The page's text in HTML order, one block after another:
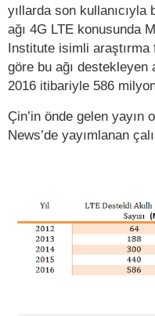
yıllarda son
ağı 4G LTE konusunda
Institute isimli araştırma
göre bu ağı destekleyen
2016 itibariyle 586
Çin’in önde gelen yayın
News’de yayımlanan